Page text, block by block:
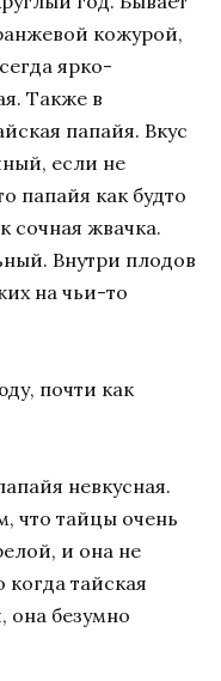
кожурой,
ярко-
Также в
папайя. Вкус
если не
папайя как будто
сочная жвачка.
Внутри плодов
на чьи-то
почти как
невкусная.
что тайцы очень
и она не
когда тайская
она безумно